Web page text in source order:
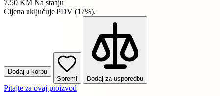
7,50 KM Na stanju
Cijena uključuje PDV (17%).
Dodaj u korpu
Spremi
Dodaj za usporedbu
Pitajte za ovaj proizvod